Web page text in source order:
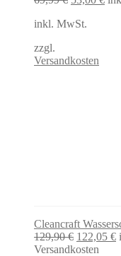
war:
inkl. MwSt.
zzgl.
Versandkosten
Cleancraft
129,90€
Preis
122,05 €
Versandkosten